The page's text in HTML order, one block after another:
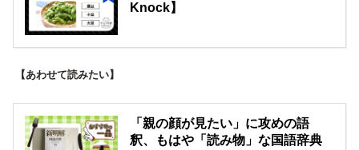
Knock】
【あわせて読みたい】
「親の顔が見たい」に攻めの語
釈、もはや「読み物」な国語辞典